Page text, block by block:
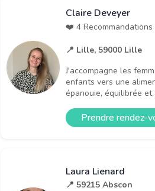
Claire Deveyer
❤️ 4 Recommandations
📍 Lille, 59000 Lille
J'accompagne les
enfants vers une
épanouie, équilibrée et
Prendre rendez-
Laura Lienard
📍 59215 Abscon